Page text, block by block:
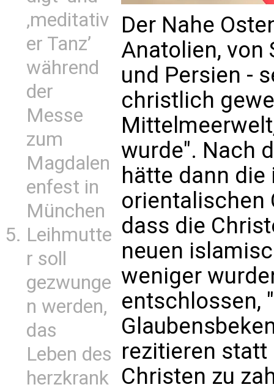
‚meditativ
er Tanz’
während
der
Messe
zum
Magdalen
enfest in
München
Leihmutte
r soll
gezwunge
n werden,
das
Leben des
herzkrank
Der Nahe
Anatolien, von
und Persien -
christlich
wurde". Nach
hätte dann
orientalischen
dass die
neuen
weniger
entschlossen,
rezitieren statt
Christen zu